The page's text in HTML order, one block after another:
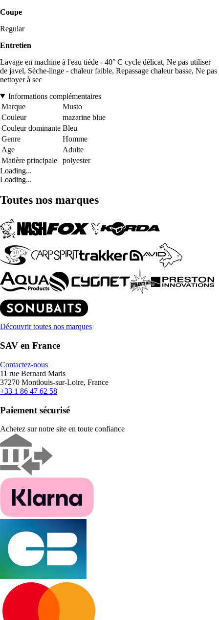
Coupe
Regular
Entretien
Lavage en machine à l'eau tiède - 40° C cycle délicat, Ne pas utiliser
de javel, Sèche-linge - chaleur faible, Repassage chaleur basse, Ne pas
nettoyer à sec
Informations complémentaires
Marque
Musto
Couleur
mazarine blue
Couleur dominante Bleu
Genre
Homme
Age
Adulte
Matière principale
polyester
Loading...
Loading...
Toutes nos marques
Découvrir toutes nos marques
SAV en France
Contactez-nous
11 rue Bernard Maris
37270 Montlouis-sur-Loire, France
+33 1 86 47 62 58
Paiement sécurisé
Achetez sur notre site en toute confiance